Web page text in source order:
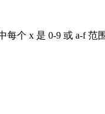
个 x 是 0-9 或 a-f 范